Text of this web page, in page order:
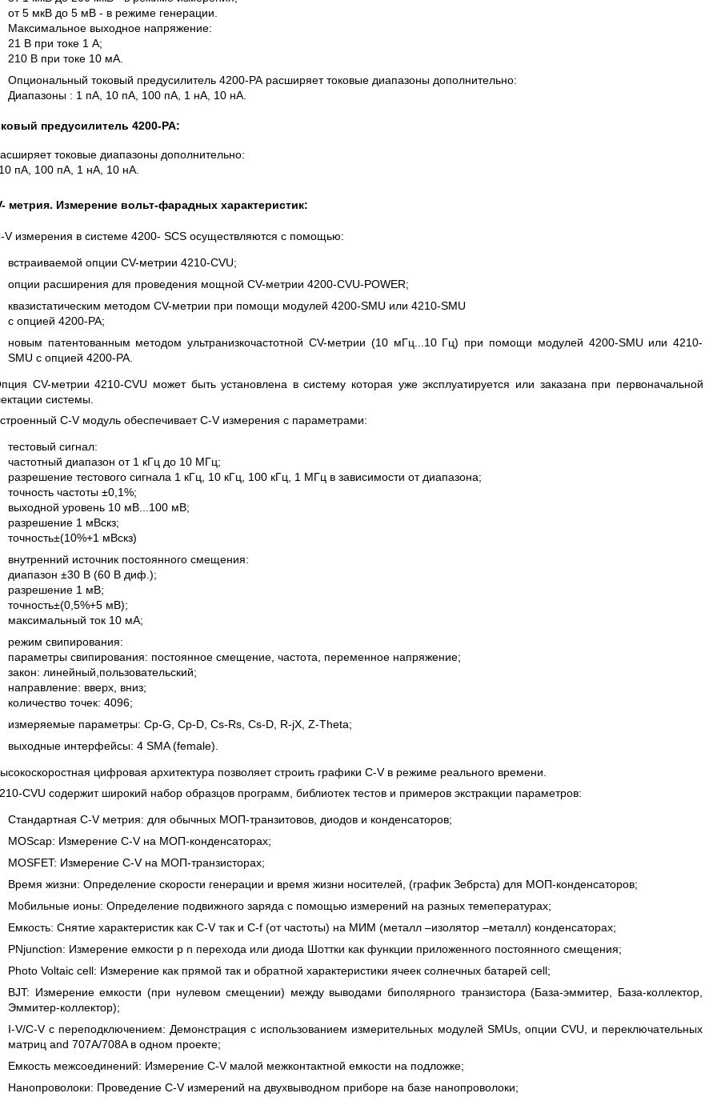
от 5 мкВ до 5 мВ - в режиме генерации.
Максимальное выходное напряжение:
21 В при токе 1 А;
210 В при токе 10 мА.
Опциональный токовый предусилитель 4200-PA расширяет токовые диапазоны дополнительно:
Диапазоны : 1 пА, 10 пА, 100 пА, 1 нА, 10 нА.
предусилитель 4200-PA:
токовые диапазоны дополнительно:
пА, 100 пА, 1 нА, 10 нА.
метрия. Измерение вольт-фарадных характеристик:
V измерения в системе 4200- SCS осуществляются с помощью:
встраиваемой опции CV-метрии 4210-CVU;
опции расширения для проведения мощной CV-метрии 4200-CVU-POWER;
квазистатическим методом CV-метрии при помощи модулей 4200-SMU или 4210-SMU
с опцией 4200-PA;
новым патентованным методом ультранизкочастотной CV-метрии (10 мГц...10 Гц) при помощи модулей 4200-SMU или 4210-
SMU с опцией 4200-PA.
CV-метрии 4210-CVU можетбыть установлена в систему которая уже эксплуатируется или заказана при первоначальной
системы.
C-V модуль обеспечивает C-V измерения с параметрами:
тестовый сигнал:
частотный диапазон от 1 кГц до 10 МГц;
разрешение тестового сигнала 1 кГц, 10 кГц, 100 кГц, 1 МГц в зависимости от диапазона;
точность частоты ±0,1%;
выходной уровень 10 мВ...100 мВ;
разрешение 1 мВскз;
точность±(10%+1 мВскз)
внутренний источник постоянного смещения:
диапазон ±30 В (60 В диф.);
разрешение 1 мВ;
точность±(0,5%+5 мВ);
максимальный ток 10 мА;
режим свипирования:
параметры свипирования: постоянное смещение, частота, переменное напряжение;
закон: линейный,пользовательский;
направление: вверх, вниз;
количество точек: 4096;
измеряемые параметры: Cp-G, Cp-D, Cs-Rs, Cs-D, R-jX, Z-Theta;
выходные интерфейсы: 4 SMA (female).
цифровая архитектура позволяет строить графики С-V в режиме реального времени.
CVU содержит широкий набор образцов программ, библиотек тестов и примеров экстракции параметров:
Стандартная C-V метрия: для обычных МОП-транзитовов, диодов и конденсаторов;
MOScap: Измерение C-V на МОП-конденсаторах;
MOSFET: Измерение C-V на МОП-транзисторах;
Время жизни: Определение скорости генерации и время жизни носителей, (график Зебрста) для МОП-конденсаторов;
Мобильные ионы: Определение подвижного заряда с помощью измерений на разных темепературах;
Емкость: Снятие характеристик как C-V так и C-f (от частоты) на МИМ (металл –изолятор –металл) конденсаторах;
PNjunction: Измерение емкости p n перехода или диода Шоттки как функции приложенного постоянного смещения;
Photo Voltaic cell: Измерение как прямой так и обратной характеристики ячеек солнечных батарей cell;
BJT: Измерение емкости (при нулевом смещении) между выводами биполярного транзистора (База-эммитер, База-коллектор,
Эммитер-коллектор);
I-V/C-V с переподключением: Демонстрация с использованием измерительных модулей SMUs, опции CVU, и переключательных
матриц and 707A/708A в одном проекте;
Емкость межсоединений: Измерение C-V малой межконтактной емкости на подложке;
Нанопроволоки: Проведение C-V измерений на двухвыводном приборе на базе нанопроволоки;